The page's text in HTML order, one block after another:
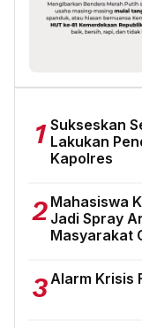
1 Sukseskan
Lakukan
Kapolres
2 Mahasiswa
Jadi Spray
Masyarakat
3 Alarm Krisis